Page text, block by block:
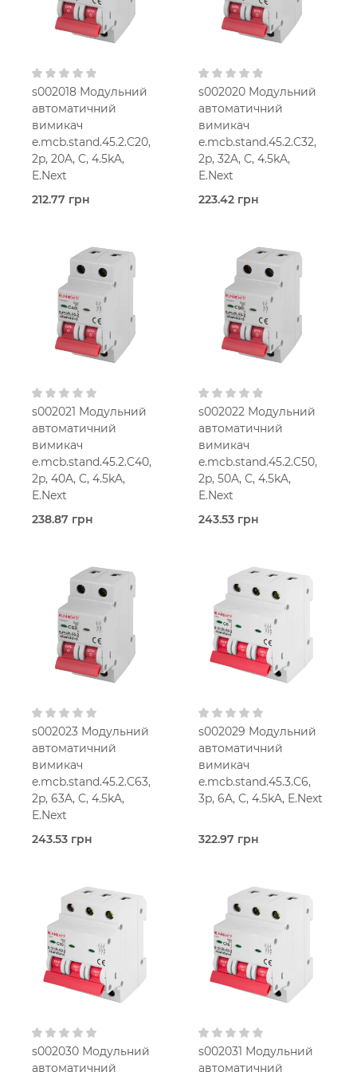
230V AC 230V AC
s002018 Модульний
автоматичний
вимикач
e.mcb.stand.45.2.C20,
2p, 20A, C, 4.5kA,
E.Next
212.77 грн
Ампер
2-мод.
230V AC
s002020 Модульний
автоматичний
вимикач
e.mcb.stand.45.2.C32,
2p, 32A, C, 4.5kA,
E.Next
223.42 грн
Ампер
2-мод.
230V AC
s002021 Модульний
автоматичний
вимикач
e.mcb.stand.45.2.C40,
2p, 40A, C, 4.5kA,
E.Next
238.87 грн
40,0 Ампер
2-мод.
230V AC
s002022 Модульний
автоматичний
вимикач
e.mcb.stand.45.2.C50,
2p, 50A, C, 4.5kA,
E.Next
243.53 грн
50,0 Ампер
2-мод.
230V AC
s002023 Модульний
автоматичний
вимикач
e.mcb.stand.45.2.C63,
2p, 63A, C, 4.5kA,
E.Next
243.53 грн
63,0 Ампер
2-мод.
230V AC
s002029 Модульний
автоматичний
вимикач
e.mcb.stand.45.3.C6,
3p, 6A, C, 4.5kA, E.Next
322.97 грн
Ампер
3-мод.
400V AC
s002030 Модульний
автоматичний
s002031 Модульний
автоматичний